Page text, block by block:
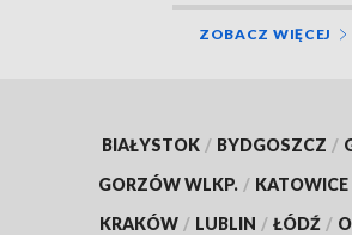
ZOBACZ WIĘCEJ
BIAŁYSTOK / BYDGOSZCZ /
GORZÓW WLKP. / KATOWICE
KRAKÓW / LUBLIN / ŁÓDŹ /